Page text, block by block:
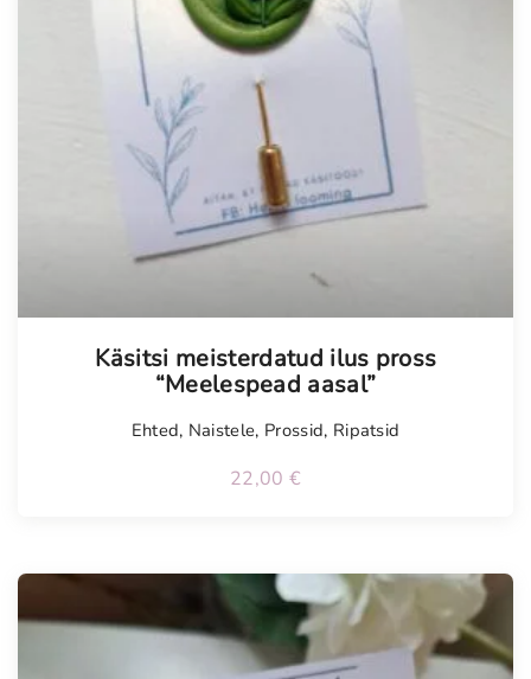
Käsitsi meisterdatud ilus pross
“Meelespead aasal”
Ehted, Naistele, Prossid, Ripatsid
22,00 €